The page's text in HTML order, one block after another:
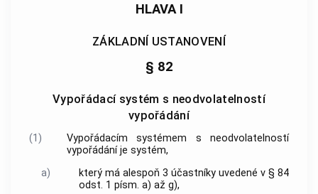
HLAVA I
ZÁKLADNÍ USTANOVENÍ
§ 82
Vypořádací systém s neodvolatelností
vypořádání
(1)
Vypořádacím systémem s neodvolatelností
vypořádání je systém,
a)
který má alespoň 3 účastníky uvedené v § 84
odst. 1 písm. a) až g),